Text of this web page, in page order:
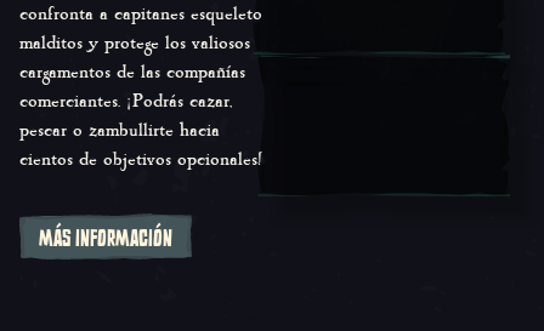
confronta a capitanes esqueleto
malditos y protege los valiosos
cargamentos de las compañías
comerciantes. ¡Podrás cazar,
pescar o zambullirte hacia
cientos de objetivos opcionales!
MÁS INFORMACIÓN